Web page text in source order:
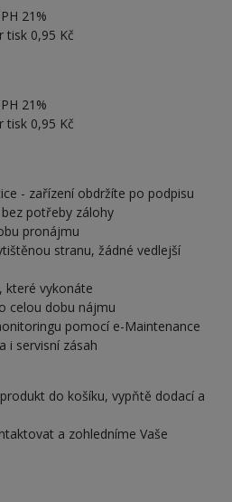
21%
tisk 0,95 Kč
21%
tisk 0,95 Kč
- zařízení obdržíte po podpisu
potřeby zálohy
pronájmu
stranu, žádné vedlejší
které vykonáte
celou dobu nájmu
pomocí e-Maintenance
i servisní zásah
do košíku, vypňtě dodací a
a zohledníme Vaše